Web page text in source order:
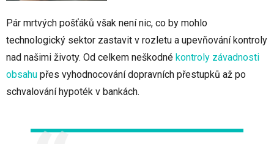
Pár mrtvých pošťáků však není nic, co by mohlo
technologický sektor zastavit v rozletu a upevňování kontroly
nad našimi životy. Od celkem neškodné kontroly závadnosti
obsahu přes vyhodnocování dopravních přestupků až po
schvalování hypoték v bankách.